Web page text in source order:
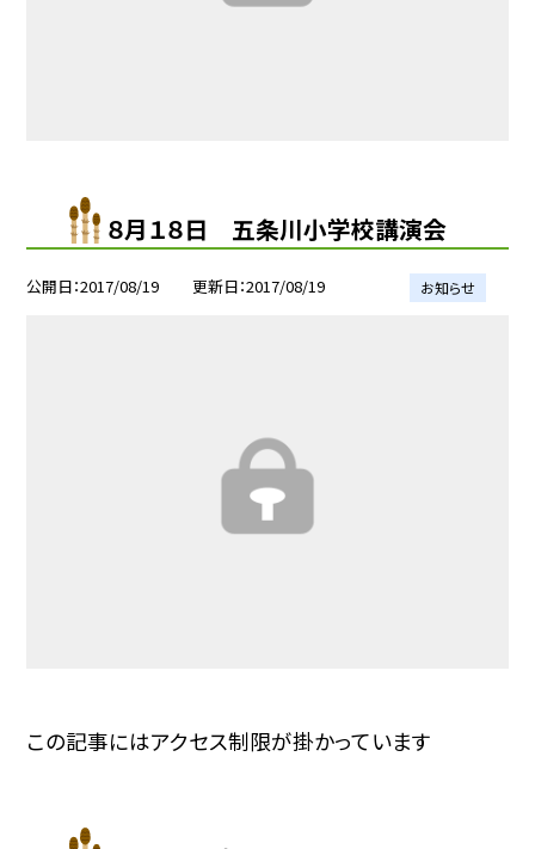
８月１８日 五条川小学校講演会
公開日 2017/08/19 更新日 2017/08/19 お知らせ
この記事にはアクセス制限が掛かっています